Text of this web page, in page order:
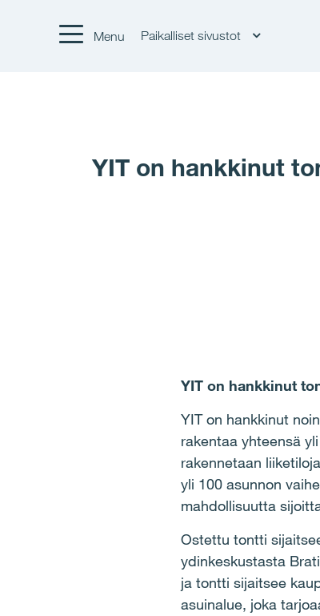
Menu Paikalliset sivustot
YIT on hankkinut
YIT on hankkinut
YIT on hankkinut
rakentaa yhteensä
rakennetaan
yli 100 asunnon
mahdollisuutta
Ostettu tontti
ydinkeskustasta
ja tontti sijaitsee
asuinalue, joka